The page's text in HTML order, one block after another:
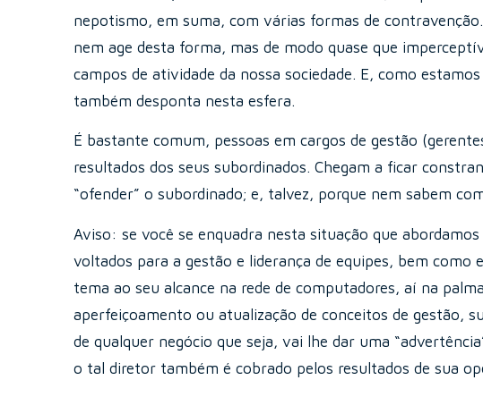
nepotismo, em suma, com várias formas de
nem age desta forma, mas de modo quase que
campos de atividade da nossa sociedade. E, como
também desponta nesta esfera.
É bastante comum, pessoas em cargos de gestão
resultados dos seus subordinados. Chegam a ficar
“ofender” o subordinado; e, talvez, porque nem sabem
Aviso: se você se enquadra nesta situação que
voltados para a gestão e liderança de equipes, bem
tema ao seu alcance na rede de computadores, aí na
aperfeiçoamento ou atualização de conceitos de gestão,
de qualquer negócio que seja, vai lhe dar uma
o tal diretor também é cobrado pelos resultados de sua